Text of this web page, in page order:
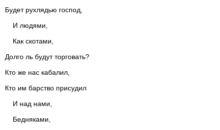
Будет рухлядью господ,
И людями,
Как скотами,
Долго ль будут торговать?
Кто же нас кабалил,
Кто им барство присудил
И над нами,
Бедняками,